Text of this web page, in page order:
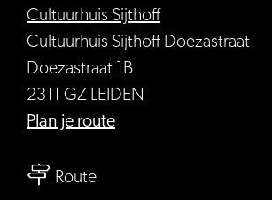
Cultuurhuis Sijthoff
Cultuurhuis Sijthoff Doezastraat
Doezastraat 1B
2311 GZ LEIDEN
Plan je routenaar
Routenaar